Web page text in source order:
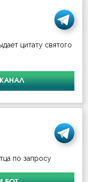
цитату святого
КАНАЛ
по запросу